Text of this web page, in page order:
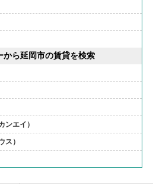
から延岡市の賃貸を検索
ンエイ）
ス）